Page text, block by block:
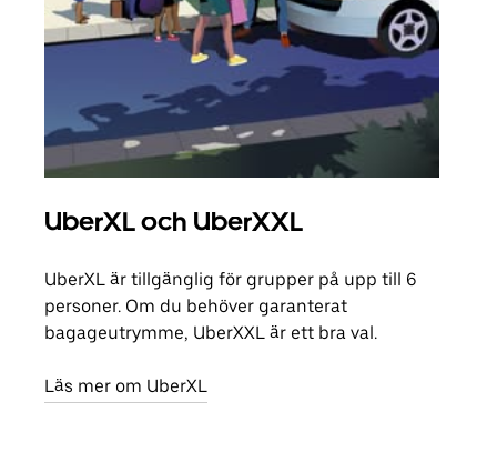
UberXL och UberXXL
UberXL är tillgänglig för grupper på upp till 6
personer. Om du behöver garanterat
bagageutrymme, UberXXL är ett bra val.
Läs mer om UberXL